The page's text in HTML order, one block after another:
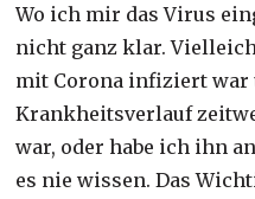
Wo ich mir das Virus
nicht ganz klar.
mit Corona infiziert war
Krankheitsverlauf
war, oder habe ich ihn
es nie wissen. Das